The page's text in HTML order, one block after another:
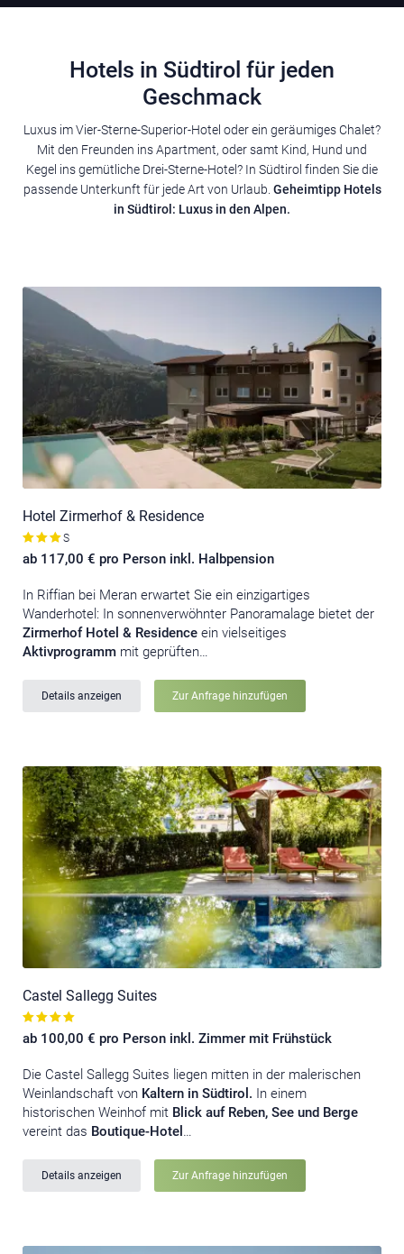
Hotels in Südtirol für jeden
Geschmack
Luxus im Vier-Sterne-Superior-Hotel oder ein geräumiges Chalet?
Mit den Freunden ins Apartment, oder samt Kind, Hund und
Kegel ins gemütliche Drei-Sterne-Hotel? In Südtirol finden Sie die
passende Unterkunft für jede Art von Urlaub. Geheimtipp Hotels
in Südtirol: Luxus in den Alpen.
Hotel Zirmerhof & Residence
S
ab 117,00 € pro Person inkl. Halbpension
In Riffian bei Meran erwartet Sie ein einzigartiges
Wanderhotel: In sonnenverwöhnter Panoramalage bietet der
Zirmerhof Hotel & Residence ein vielseitiges
Aktivprogramm mit geprüften…
Details anzeigen Zur Anfrage hinzufügen
Castel Sallegg Suites
ab 100,00 € pro Person inkl. Zimmer mit Frühstück
Die Castel Sallegg Suites liegen mitten in der malerischen
Weinlandschaft von Kaltern in Südtirol. In einem
historischen Weinhof mit Blick auf Reben, See und Berge
vereint das Boutique-Hotel …
Details anzeigen Zur Anfrage hinzufügen